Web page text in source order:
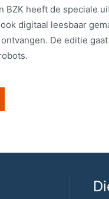
BZK heeft de speciale
digitaal leesbaar
De editie